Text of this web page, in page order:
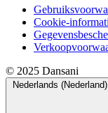
Cookie-
© 2025 Dansani
Nederlands (Nederland)